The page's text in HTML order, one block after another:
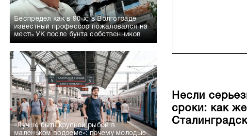
Беспредел как в 90-х: в Волгограде
известный профессор пожаловался на
месть УК после бунта собственников
«Лучше быть крупной рыбой в
маленьком водоеме»: почему молодые
Несли
сроки: как